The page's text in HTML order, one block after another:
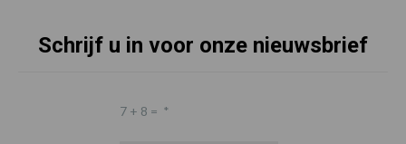
Schrijf u in voor onze nieuwsbrief
7 + 8 = *